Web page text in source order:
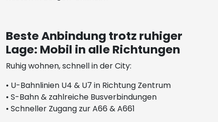
Beste Anbindung trotz ruhiger
Lage: Mobil in alle Richtungen
Ruhig wohnen, schnell in der City:
• U-Bahnlinien U4 & U7 in Richtung Zentrum
• S-Bahn & zahlreiche Busverbindungen
• Schneller Zugang zur A66 & A661